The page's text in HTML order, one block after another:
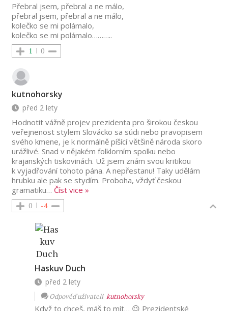
Přebral jsem, přebral a ne málo,
přebral jsem, přebral a ne málo,
kolečko se mi polámalo,
kolečko se mi polámalo………..
1 0
kutnohorsky
před 2 lety
Hodnotit vážně projev prezidenta pro širokou českou
veřejnenost stylem Slovácko sa súdi nebo pravopisem
svého kmene, je k normálně píšící většině národa skoro
urážlivé. Snad v nějakém folklorním spolku nebo
krajanských tiskovinách. Už jsem znám svou kritikou
k vyjadřování tohoto pána. A nepřestanu! Taky udělám
hrubku ale pak se stydím. Proboha, vždyť českou
gramatiku… Číst vice »
0 -4
Haskuv Duch
před 2 lety
Odpověď uživateli kutnohorsky
Když to chceš, máš to mít… 😉 Prezidentské